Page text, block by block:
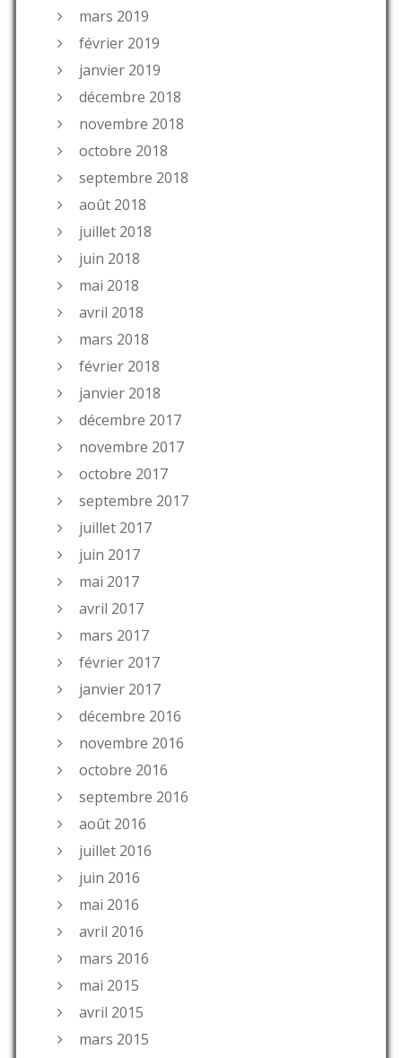
mars 2019
février 2019
janvier 2019
décembre 2018
novembre 2018
octobre 2018
septembre 2018
août 2018
juillet 2018
juin 2018
mai 2018
avril 2018
mars 2018
février 2018
janvier 2018
décembre 2017
novembre 2017
octobre 2017
septembre 2017
juillet 2017
juin 2017
mai 2017
avril 2017
mars 2017
février 2017
janvier 2017
décembre 2016
novembre 2016
octobre 2016
septembre 2016
août 2016
juillet 2016
juin 2016
mai 2016
avril 2016
mars 2016
mai 2015
avril 2015
mars 2015